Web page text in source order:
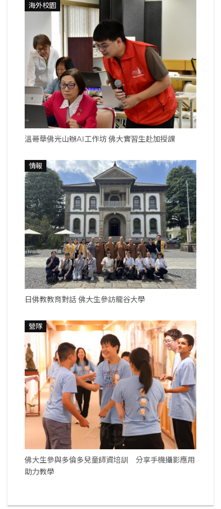
海外校園
溫哥華佛光山辦AI工作坊 佛大實習生赴加授課
情報
日佛教教育對話 佛大生參訪龍谷大學
營隊
佛大生參與多倫多兒童師資培訓 分享手機攝影應用
助力教學